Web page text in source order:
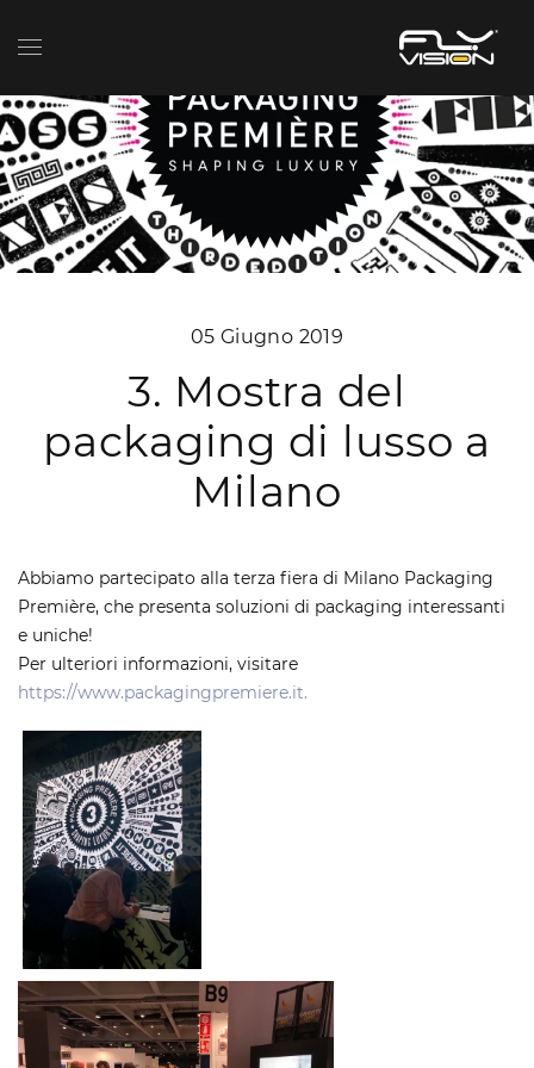
05 Giugno 2019
3. Mostra del
packaging di lusso a
Milano
Abbiamo partecipato alla terza fiera di Milano Packaging
Première, che presenta soluzioni di packaging interessanti
e uniche!
Per ulteriori informazioni, visitare
https://www.packagingpremiere.it.